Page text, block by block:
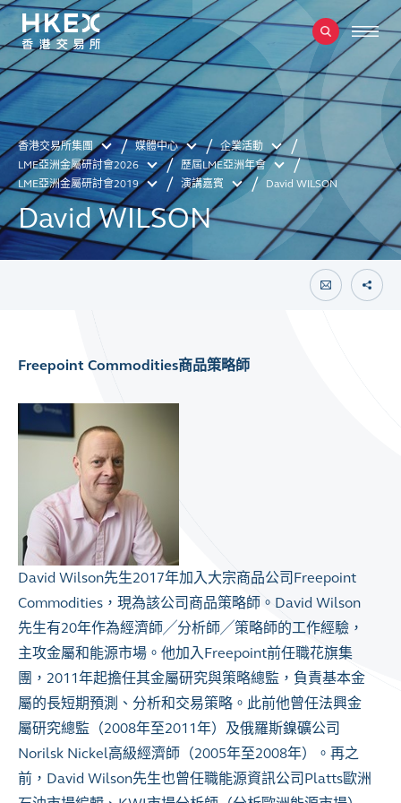
香港交易所集團 媒體中心
企業活動
LME亞洲金屬研討會2026
歷屆LME亞洲年會
LME亞洲金屬研討會2019
演講嘉賓 David WILSON
David WILSON
Freepoint Commodities商品策略師
David Wilson先生2017年加入大宗商品公司Freepoint
Commodities，現為該公司商品策略師。David Wilson
先生有20年作為經濟師╱分析師╱策略師的工作經驗，
主攻金屬和能源市場。他加入Freepoint前任職花旗集
團，2011年起擔任其金屬研究與策略總監，負責基本金
屬的長短期預測、分析和交易策略。此前他曾任法興金
屬研究總監（2008年至2011年）及俄羅斯鎳礦公司
Norilsk Nickel高級經濟師（2005年至2008年）。再之
前，David Wilson先生也曾任職能源資訊公司Platts歐洲